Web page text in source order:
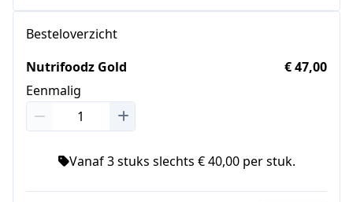
Besteloverzicht
Nutrifoodz Gold
Eenmalig
€ 47,00
Vanaf 3 stuks slechts € 40,00 per stuk.